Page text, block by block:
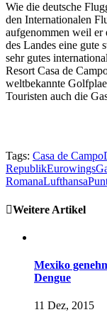
Wie die deutsche
den Internationalen
aufgenommen weil er
des Landes eine gute
sehr gutes
Resort Casa de
weltbekannte
Touristen auch die
Tags: Casa de Campo
RepublikEurowings
RomanaLufthansa
Weitere Artikel
Mexiko
Dengue
11 Dez, 2015